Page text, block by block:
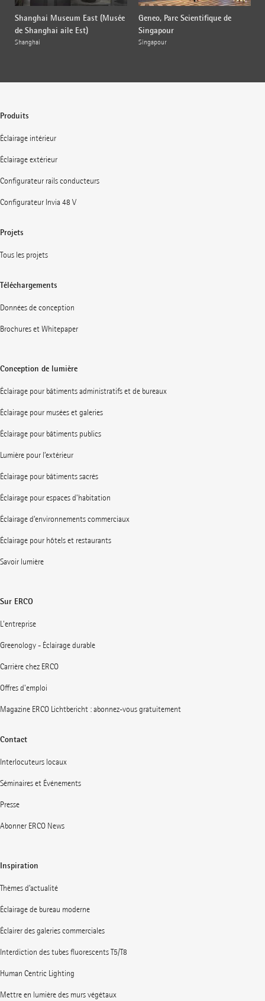
Shanghai Museum East (Musée
de Shanghai aile Est)
Shanghai
Geneo, Parc Scientifique de
Singapour
Singapour
Produits
Éclairage intérieur
Éclairage extérieur
Configurateur rails conducteurs
Configurateur Invia 48 V
Projets
Tous les projets
Téléchargements
Données de conception
Brochures et Whitepaper
Conception de lumière
Éclairage pour bâtiments administratifs et de bureaux
Éclairage pour musées et galeries
Éclairage pour bâtiments publics
Lumière pour l’extérieur
Éclairage pour bâtiments sacrés
Éclairage pour espaces d’habitation
Éclairage d’environnements commerciaux
Éclairage pour hôtels et restaurants
Savoir lumière
Sur ERCO
L'entreprise
Greenology - Éclairage durable
Carrière chez ERCO
Offres d'emploi
Magazine ERCO Lichtbericht : abonnez-vous gratuitement
Contact
Interlocuteurs locaux
Séminaires et Événements
Presse
Abonner ERCO News
Inspiration
Thèmes d’actualité
Éclairage de bureau moderne
Éclairer des galeries commerciales
Interdiction des tubes fluorescents T5/T8
Human Centric Lighting
Mettre en lumière des murs végétaux